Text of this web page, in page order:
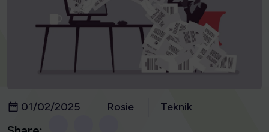
01/02/2025 Rosie Teknik